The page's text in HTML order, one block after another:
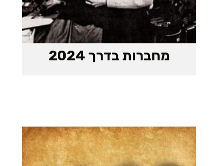
מחברות בדרך 2024